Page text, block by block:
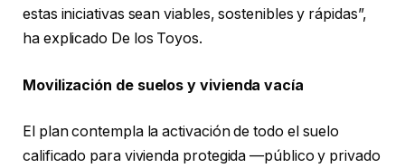
estas iniciativas sean viables, sostenibles y rápidas”,
ha explicado De los Toyos.
Movilización de suelos y vivienda vacía
El plan contempla la activación de todo el suelo
calificado para vivienda protegida —público y privado